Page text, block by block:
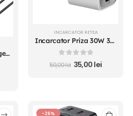
Incarcator Fast Charge USB-C - Lightning 20W adaptor priza
INCARCATOR RETEA
Incarcator Priza 30W 3A 1 x USB-C Alb GaN chip
out of 5
59,00lei 35,00lei
-26%